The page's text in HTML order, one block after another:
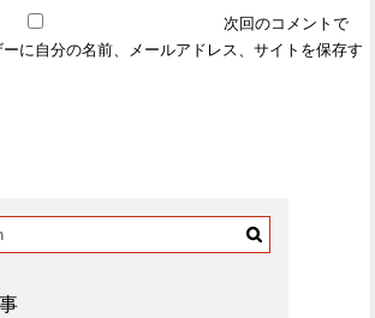
次回のコメントで
に自分の名前、メールアドレス、サイトを保存す